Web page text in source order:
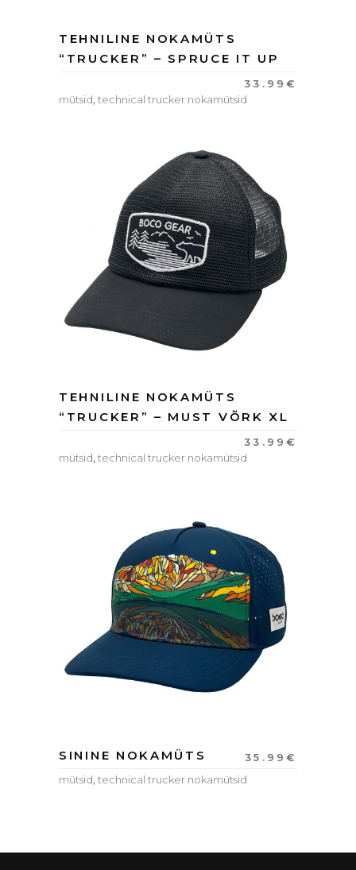
TEHNILINE NOKAMÜTS
“TRUCKER” – SPRUCE IT UP
33.99 €
mütsid, technical trucker nokamütsid
TEHNILINE NOKAMÜTS
“TRUCKER” – MUST VÕRK XL
33.99 €
mütsid, technical trucker nokamütsid
SININE NOKAMÜTS 35.99 €
mütsid, technical trucker nokamütsid